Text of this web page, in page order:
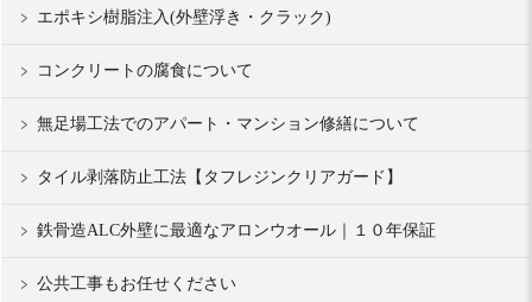
エポキシ樹脂注入(外壁浮き・クラック)
コンクリートの腐食について
無足場工法でのアパート・マンション修繕について
タイル剥落防止工法【タフレジンクリアガード】
鉄骨造ALC外壁に最適なアロンウオール｜１０年保証
公共工事もお任せください